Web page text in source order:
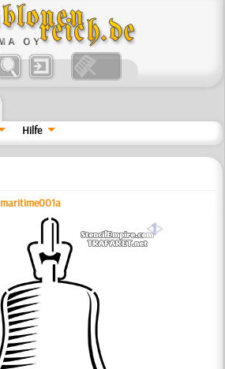
Hilfe
maritime001a
a